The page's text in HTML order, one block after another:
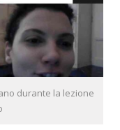
durante la lezione